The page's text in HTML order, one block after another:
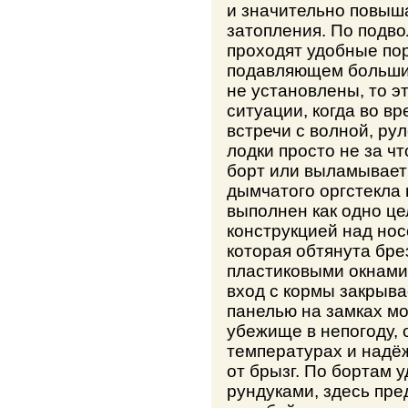
и значительно
затопления. По
проходят удобные
подавляющем
не установлены, то
ситуации, когда во
встречи с волной,
лодки просто не за
борт или
дымчатого
выполнен как одно
конструкцией над
которая обтянута
пластиковыми
вход с кормы
панелью на замках
убежище в непогоду,
температурах и
от брызг. По бортам
рундуками, здесь